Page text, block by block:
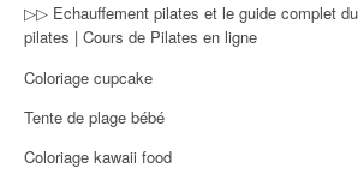
▷▷ Echauffement pilates et le guide complet
pilates | Cours de Pilates en ligne
Coloriage cupcake
Tente de plage bébé
Coloriage kawaii food